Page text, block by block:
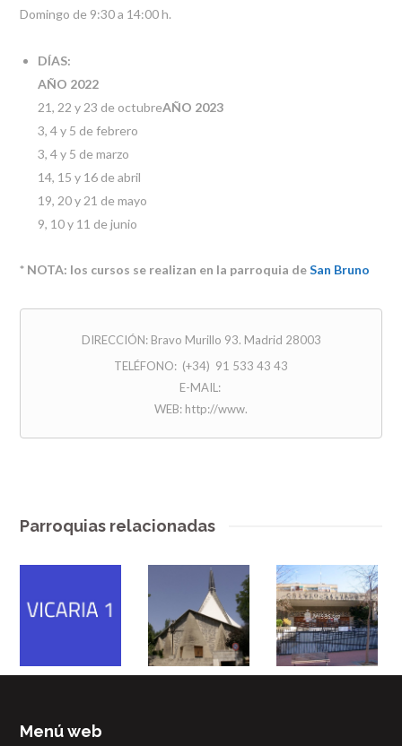
Domingo de 9:30 a 14:00 h.
DÍ­AS:
AÑO 2022
21, 22 y 23 de octubreAÑO 2023
3, 4 y 5 de febrero
3, 4 y 5 de marzo
14, 15 y 16 de abril
19, 20 y 21 de mayo
9, 10 y 11 de junio
* NOTA: los cursos se realizan en la parroquia deSan Bruno
DIRECCIÓN: Bravo Murillo 93. Madrid 28003
TELÉFONO: (+34) 91 533 43 43
E-MAIL:
WEB: http://www.
Parroquias relacionadas
Menú web